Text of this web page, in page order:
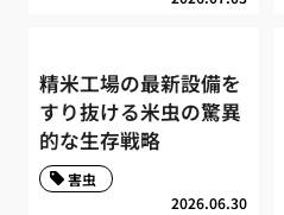
精米工場の最新設備を
すり抜ける米虫の驚異
的な生存戦略
2026.06.30
害虫